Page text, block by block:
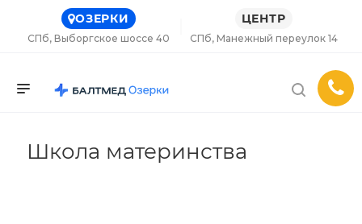
ОЗЕРКИ
СПб, Выборгское шоссе 40
ЦЕНТР
СПб, Манежный переулок 14
Школа материнства